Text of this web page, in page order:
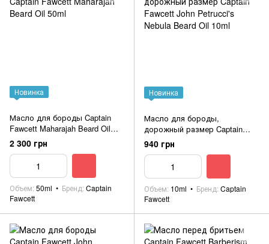
Новинка
Масло для бороды Captain
Fawcett Maharajah Beard Oil
50ml
2 300 грн
Объем 50ml Бренд Captain
Fawcett
Новинка
Масло для бороды,
дорожный размер Captain
Fawcett John Petrucci's Nebula
Beard Oil 10ml
940 грн
Объем 10ml Бренд Captain
Fawcett